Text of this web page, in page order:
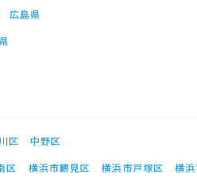
広島県
区
中野区
区 横浜市鶴見区 横浜市戸塚区
横